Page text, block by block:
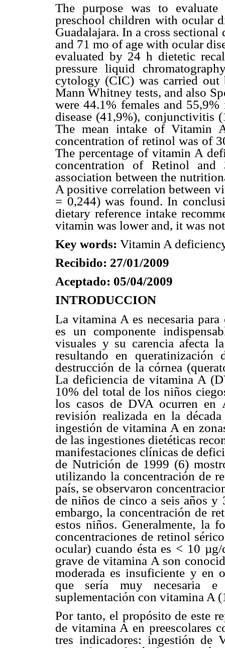
The purpose was to
preschool children with ocular
Guadalajara. In a cross
and 71 mo of age with ocular
evaluated by 24 h dietetic
pressure liquid
cytology (CIC) was carried
Mann Whitney tests, and also
were 44.1% females and
disease (41,9%), conjunctivitis
The mean intake of Vitamin
concentration of retinol was of
The percentage of vitamin A
concentration of Retinol
association between the
A positive correlation between
= 0,244) was found. In
dietary reference intake
vitamin was lower and, it was
Key words: Vitamin A
Recibido: 27/01/2009
Aceptado: 05/04/2009
INTRODUCCION
La vitamina A es necesaria
es un componente
visuales y su carencia afecta
resultando en
destrucción de la córnea
La deficiencia de vitamina A
10% del total de los niños
los casos de DVA ocurren
revisión realizada en la
ingestión de vitamina A en
de las ingestiones dietéticas
manifestaciones clínicas de
de Nutrición de 1999 (6)
utilizando la concentración de
país, se observaron
de niños de cinco a seis años y
embargo, la concentración de
estos niños. Generalmente, la
concentraciones de retinol
ocular) cuando ésta es < 10
grave de vitamina A son
moderada es insuficiente y en
que sería muy necesaria
suplementación con vitamina A
Por tanto, el propósito de este
de vitamina A en preescolares
tres indicadores: ingestión de